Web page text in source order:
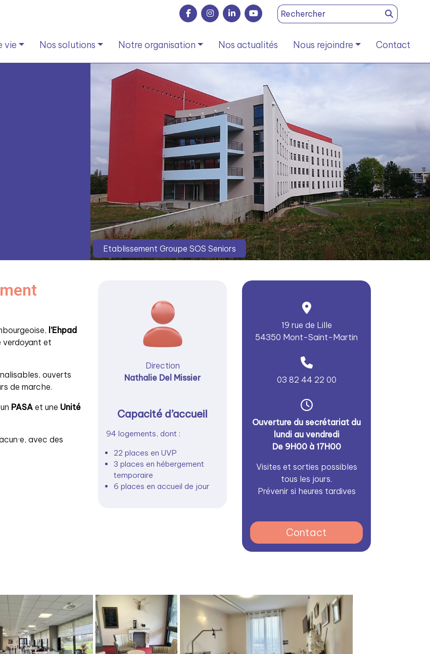
Search
for:
vie Nos solutions Notre organisation Nos actualités Nous rejoindre Contact
Etablissement Groupe SOS Seniors
l’Ehpad
verdoyant et
ouverts
de marche.
PASA et une Unité
avec des
Direction
Nathalie Del Missier
Capacité d’accueil
94 logements, dont :
22 places en UVP
3 places en hébergement
temporaire
6 places en accueil de jour
19 rue de Lille
54350 Mont-Saint-Martin
03 82 44 22 00
Ouverture du secrétariat du
lundi au vendredi
De 9H00 à 17H00
Visites et sorties possibles
tous les jours.
Prévenir si heures tardives
Contact